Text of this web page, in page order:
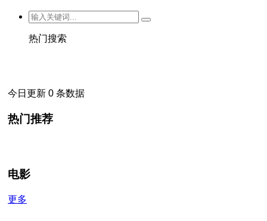
热门搜索
今日更新 0 条数据
热门推荐
电影
更多